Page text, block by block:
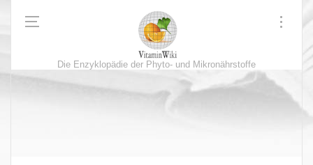
Die Enzyklopädie der Phyto- und Mikronährstoffe